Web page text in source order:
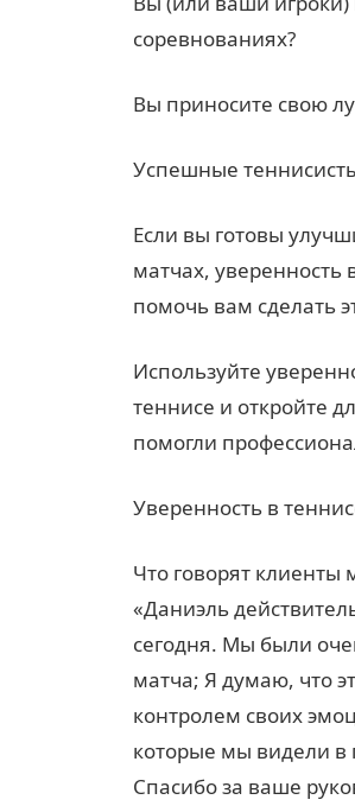
соревнованиях?
Вы приносите свою
Успешные
Если вы готовы
матчах, уверенность
помочь вам сделать
Используйте
теннисе и откройте
помогли
Уверенность в
Что говорят клиенты
«Даниэль
сегодня. Мы были
матча; Я думаю, что
контролем своих
которые мы видели
Спасибо за ваше